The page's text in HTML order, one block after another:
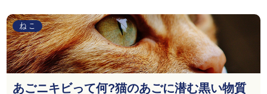
ねこ
あごニキビって何?猫のあごに潜む黒い物質